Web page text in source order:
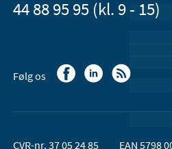
44 88 95 95 (kl. 9 - 15)
Følg os
CVR-nr. 37 05 24 85 EAN 5798